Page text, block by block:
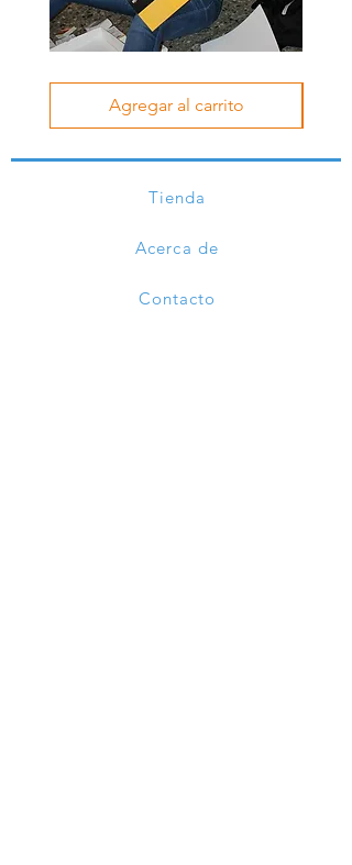
Qué
Agregar al carrito
Víctima
Tienda
Acerca de
Contacto